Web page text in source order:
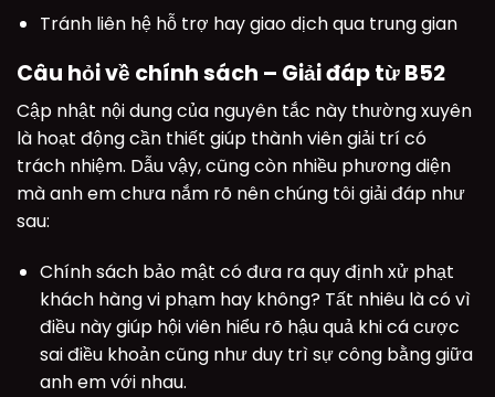
Tránh liên hệ hỗ trợ hay giao dịch qua trung gian
Câu hỏi về chính sách – Giải đáp từ B52
Cập nhật nội dung của nguyên tắc này thường xuyên
là hoạt động cần thiết giúp thành viên giải trí có
trách nhiệm. Dẫu vậy, cũng còn nhiều phương diện
mà anh em chưa nắm rõ nên chúng tôi giải đáp như
sau:
Chính sách bảo mật có đưa ra quy định xử phạt
khách hàng vi phạm hay không? Tất nhiêu là có vì
điều này giúp hội viên hiểu rõ hậu quả khi cá cược
sai điều khoản cũng như duy trì sự công bằng giữa
anh em với nhau.